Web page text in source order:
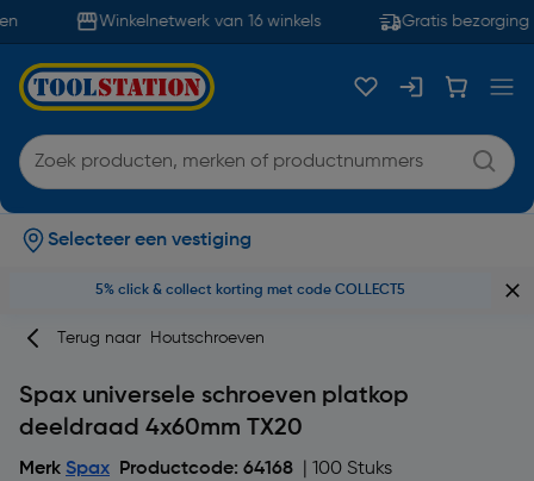
Winkelnetwerk van 16 winkels Gratis bezorging
Selecteer een vestiging
5% click & collect korting met code COLLECT5
Terug naar Houtschroeven
Spax universele schroeven platkop
deeldraad 4x60mm TX20
Merk Spax Productcode: 64168 | 100 Stuks